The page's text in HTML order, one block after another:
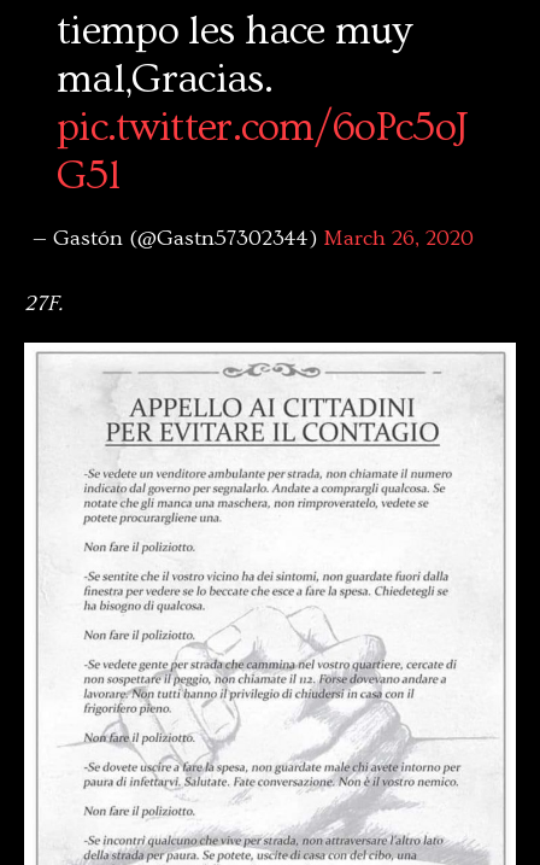
tiempo les hace muy
mal,Gracias.
pic.twitter.com/6oPc5oJ
G5l
— Gastón (@Gastn57302344) March 26, 2020
27F.